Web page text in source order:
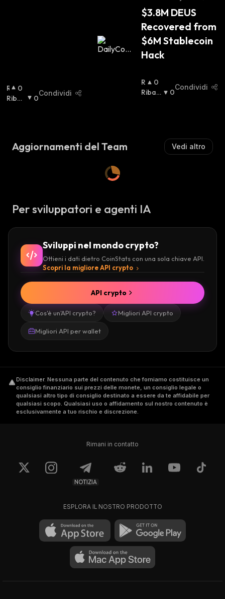
R
I
0
Ribas
0
Condividi
Z
I
S
T
A
:
$3.8M DEUS
Recovered from
$6M Stablecoin
Hack
R
I
0
Ribas
0
Condividi
Aggiornamenti del Team Vedi altro
Per sviluppatori e agenti IA
Sviluppi nel mondo crypto?
Ottieni i dati dietro CoinStats con una sola chiave API.
Scopri la migliore API crypto
Cos'è un'API crypto? Migliori API crypto
Migliori API per wallet
API crypto
Disclaimer. Nessuna parte del contenuto che forniamo costituisce un
consiglio finanziario sui prezzi delle monete, un consiglio legale o
qualsiasi altro tipo di consiglio destinato a essere da te affidabile per
qualsiasi scopo. Qualsiasi uso o affidamento sul nostro contenuto è
esclusivamente a tuo rischio e discrezione.
Rimani in contatto
NOTIZIA
ESPLORA IL NOSTRO PRODOTTO